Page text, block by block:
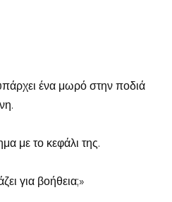
ένα μωρό στην ποδιά
με το κεφάλι της.
για βοήθεια;»